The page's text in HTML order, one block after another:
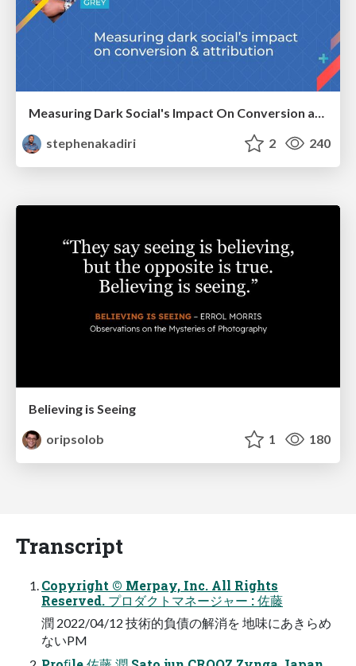
Measuring Dark Social's Impact On Conversion and Attribution
stephenakadiri
2 240
Believing is Seeing
oripsolob
1 180
Transcript
Copyright © Merpay, Inc. All Rights
Reserved. プロダクトマネージャー : 佐藤
潤 2022/04/12 技術的負債の解消を 地味にあきらめ
ないPM